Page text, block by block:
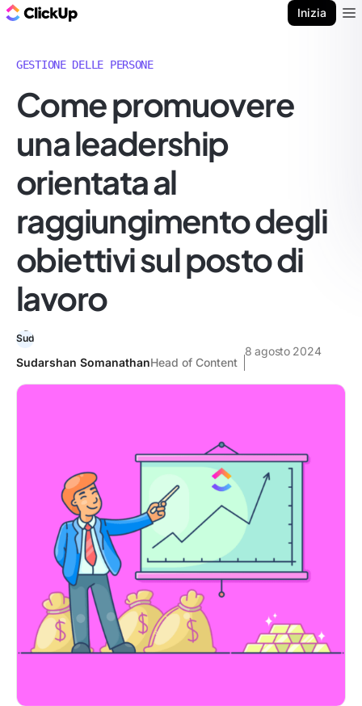
Inizia
GESTIONE DELLE PERSONE
Come promuovere
una leadership
orientata al
raggiungimento degli
obiettivi sul posto di
lavoro
Sudarshan SomanathanHead of Content
8 agosto 2024